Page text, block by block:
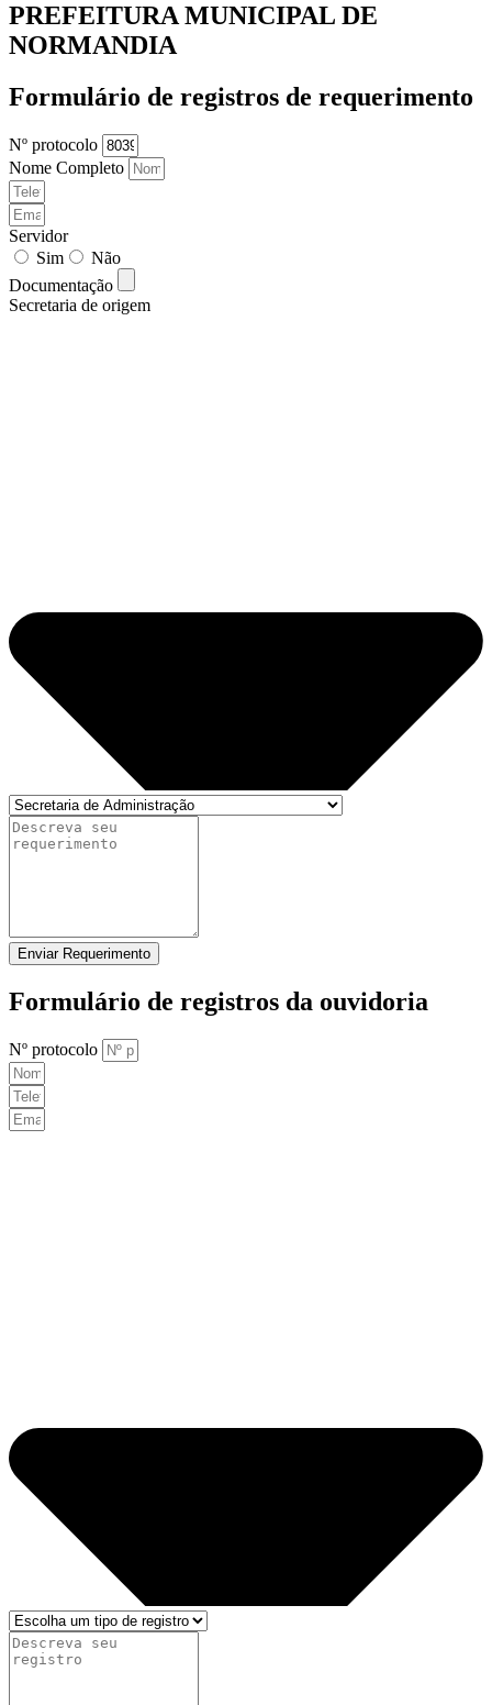
PREFEITURA MUNICIPAL DE
NORMANDIA
Formulário de registros de requerimento
Nº protocolo
Nome Completo
Servidor
Sim
Não
Documentação
Secretaria de origem
Enviar Requerimento
Formulário de registros da ouvidoria
Nº protocolo